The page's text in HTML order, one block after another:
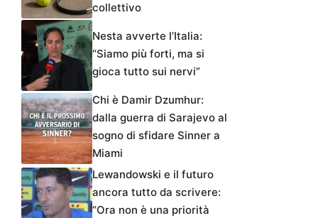
collettivo
Nesta avverte l’Italia:
“Siamo più forti, ma si
gioca tutto sui nervi”
Chi è Damir Dzumhur:
dalla guerra di Sarajevo al
sogno di sfidare Sinner a
Miami
Lewandowski e il futuro
ancora tutto da scrivere:
“Ora non è una priorità